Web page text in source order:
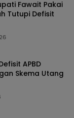
Pakai
Tutupi Defisit
APBD
Skema Utang